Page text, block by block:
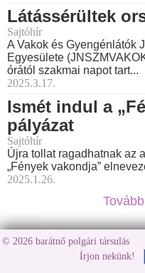
Látássérültek
Sajtóhír
A Vakok és Gyengénlátók
Egyesülete
órától szakmai napot tart...
2025.3.17.
Ismét indul a
pályázat
Sajtóhír
Újra tollat ragadhatnak az
„Fények vakondja”
2025.1.26.
© 2026 barátnő polgári
Írjon nekünk!